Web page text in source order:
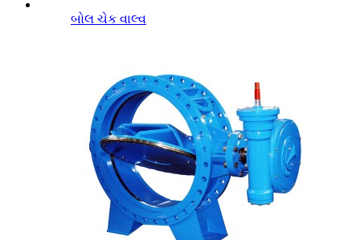
બોલ ચેક વાલ્વ